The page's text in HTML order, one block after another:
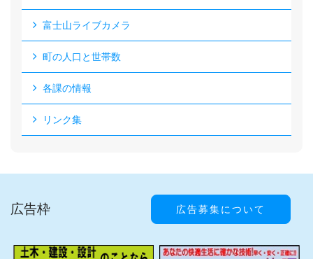
富士山ライブカメラ
町の人口と世帯数
各課の情報
リンク集
広告枠 広告募集について